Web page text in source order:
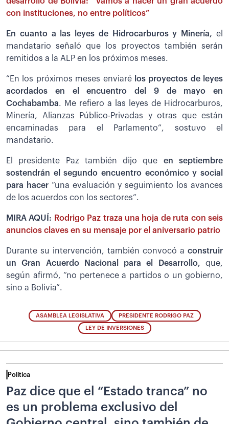
con instituciones, no entre políticos”
En cuanto a las leyes de Hidrocarburos y Minería, el
mandatario señaló que los proyectos también serán
remitidos a la ALP en los próximos meses.
“En los próximos meses enviaré los proyectos de leyes
acordados en el encuentro del 9 de mayo en
Cochabamba. Me refiero a las leyes de Hidrocarburos,
Minería, Alianzas Público-Privadas y otras que están
encaminadas para el Parlamento”, sostuvo el
mandatario.
El presidente Paz también dijo que en septiembre
sostendrán el segundo encuentro económico y social
para hacer“una evaluación y seguimiento los avances
de los acuerdos con los sectores”.
MIRA AQUÍ: Rodrigo Paz traza una hoja de ruta con seis
anuncios claves en su mensaje por el aniversario patrio
Durante su intervención, también convocó a construir
un Gran Acuerdo Nacional para el Desarrollo, que,
según afirmó, “no pertenece a partidos o un gobierno,
sino a Bolivia”.
ASAMBLEA LEGISLATIVA PRESIDENTE RODRIGO PAZ
LEY DE INVERSIONES
Política
Paz dice que el “Estado tranca” no
es un problema exclusivo del